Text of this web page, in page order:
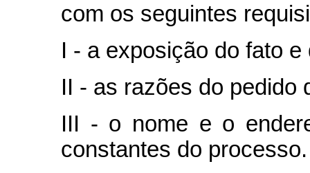
com os seguintes
I - a exposição do fato e
II - as razões do pedido
III - o nome e o
constantes do processo.